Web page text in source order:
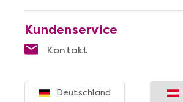
Kundenservice
Kontakt
Deutschland